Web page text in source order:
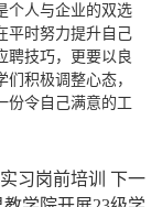
个人与企业的双选
平时努力提升自己
聘技巧，更要以良
积极调整心态，
份令自己满意的工
习岗前培训
下一